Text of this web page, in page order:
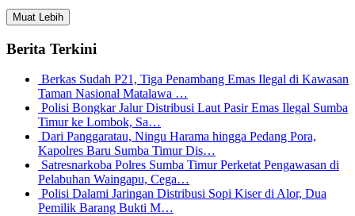
Muat Lebih
Berita Terkini
Berkas Sudah P21, Tiga Penambang Emas Ilegal di Kawasan
Taman Nasional Matalawa …
Polisi Bongkar Jalur Distribusi Laut Pasir Emas Ilegal Sumba
Timur ke Lombok, Sa…
Dari Panggaratau, Ningu Harama hingga Pedang Pora,
Kapolres Baru Sumba Timur Dis…
Satresnarkoba Polres Sumba Timur Perketat Pengawasan di
Pelabuhan Waingapu, Cega…
Polisi Dalami Jaringan Distribusi Sopi Kiser di Alor, Dua
Pemilik Barang Bukti M…